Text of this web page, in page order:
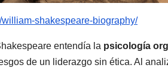
shakespeare-biography/
entendía la psicología
de un liderazgo sin ética. Al